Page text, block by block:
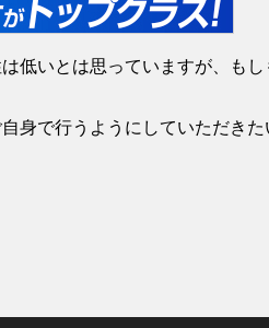
低いとは思っていますが、も
身で行うようにしていただき